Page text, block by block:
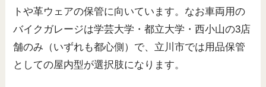
トや革ウェアの保管に向いています。なお車両用の
バイクガレージは学芸大学・都立大学・西小山の3店
舗のみ（いずれも都心側）で、立川市では用品保管
としての屋内型が選択肢になります。